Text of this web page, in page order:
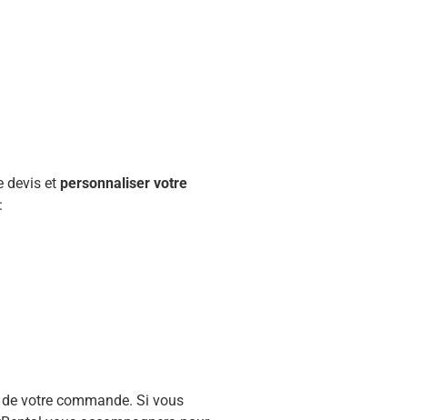
devis et personnaliser votre
votre commande. Si vous